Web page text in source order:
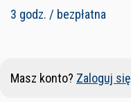
3 godz. / bezpłatna
Masz konto? Zaloguj się